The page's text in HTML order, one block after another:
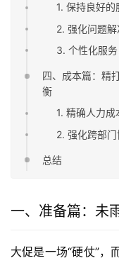
1. 保持良好
2. 强化问题
3. 个性化服
四、成本篇：精
衡
1. 精确人力成
2. 强化跨部
总结
一、准备篇：未
大促是一场“硬仗”，